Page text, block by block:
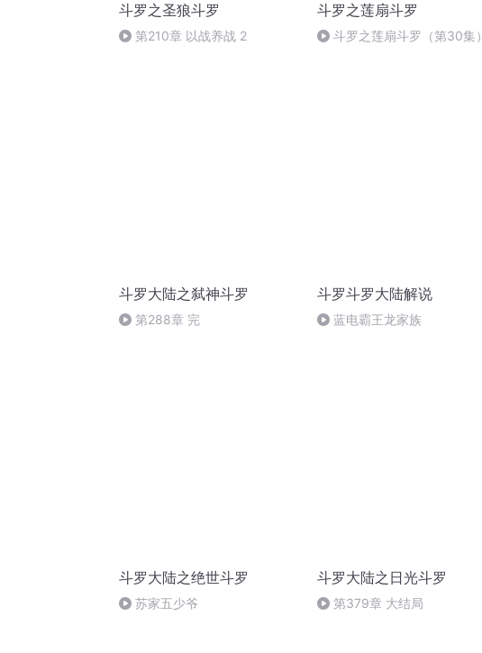
斗罗之圣狼斗罗
第210章 以战养战 2
斗罗之莲扇斗罗
斗罗之莲扇斗罗（第30集）
斗罗大陆之弑神斗罗
第288章 完
斗罗斗罗大陆解说
蓝电霸王龙家族
斗罗大陆之绝世斗罗
苏家五少爷
斗罗大陆之日光斗罗
第379章 大结局